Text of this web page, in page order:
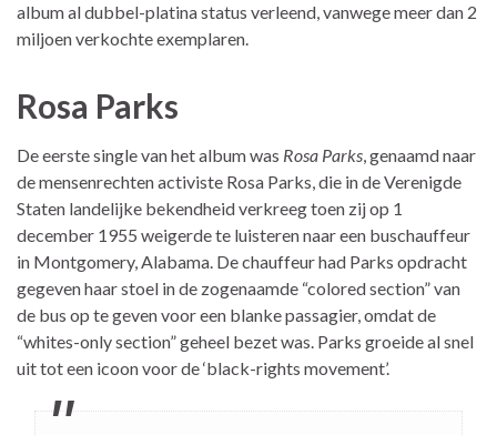
album al dubbel-platina status verleend, vanwege meer dan 2
miljoen verkochte exemplaren.
Rosa Parks
De eerste single van het album was Rosa Parks , genaamd naar
de mensenrechten activiste Rosa Parks, die in de Verenigde
Staten landelijke bekendheid verkreeg toen zij op 1
december 1955 weigerde te luisteren naar een buschauffeur
in Montgomery, Alabama. De chauffeur had Parks opdracht
gegeven haar stoel in de zogenaamde “colored section” van
de bus op te geven voor een blanke passagier, omdat de
“whites-only section” geheel bezet was. Parks groeide al snel
uit tot een icoon voor de ‘black-rights movement’.